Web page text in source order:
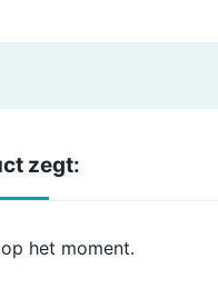
zegt:
het moment.